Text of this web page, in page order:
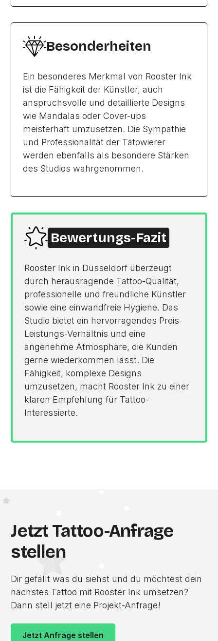
Besonderheiten
Ein besonderes Merkmal von Rooster Ink
ist die Fähigkeit der Künstler, auch
anspruchsvolle und detaillierte Designs
wie Mandalas oder Cover-ups
meisterhaft umzusetzen. Die Sympathie
und Professionalität der Tätowierer
werden ebenfalls als besondere Stärken
des Studios wahrgenommen.
Bewertungs-Fazit
Rooster Ink in Düsseldorf überzeugt
durch herausragende Tattoo-Qualität,
professionelle und freundliche Künstler
sowie eine einwandfreie Hygiene. Das
Studio bietet ein hervorragendes Preis-
Leistungs-Verhältnis und eine
angenehme Atmosphäre, die Kunden
gerne wiederkommen lässt. Die
Fähigkeit, komplexe Designs
umzusetzen, macht Rooster Ink zu einer
klaren Empfehlung für Tattoo-
Interessierte.
Jetzt Tattoo-Anfrage
stellen
Dir gefällt was du siehst und du möchtest dein
nächstes Tattoo mit Rooster Ink umsetzen?
Dann stell jetzt eine Projekt-Anfrage!
Jetzt Anfrage stellen